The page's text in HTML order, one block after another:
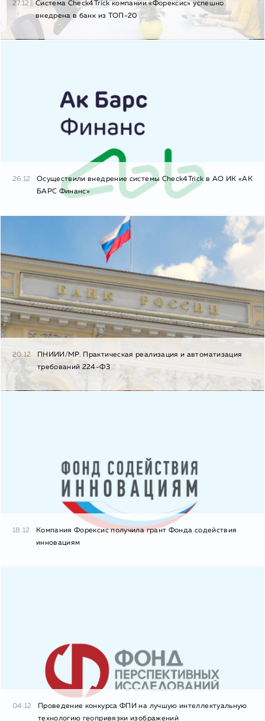
27.12
Система Check4Trick компании «Форексис» успешно
внедрена в банк из ТОП-20
26.12
Осуществили внедрение системы Check4Trick в АО ИК «АК
БАРС Финанс»
20.12
ПНИИИ/МР. Практическая реализация и автоматизация
требований 224-ФЗ
18.12
Компания Форексис получила грант Фонда содействия
инновациям
04.12
Проведение конкурса ФПИ на лучшую интеллектуальную
технологию геопривязки изображений